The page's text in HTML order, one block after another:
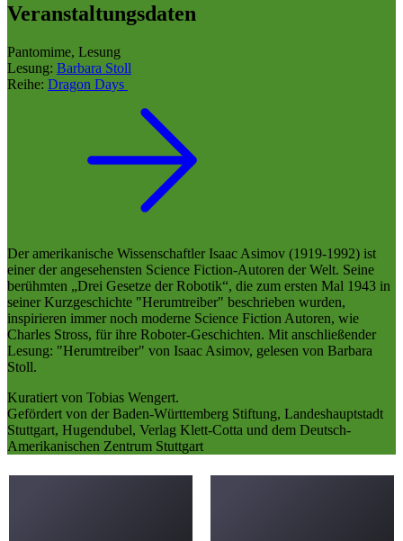
Veranstaltungsdaten
Pantomime, Lesung
Lesung: Barbara Stoll
Reihe: Dragon Days
Der amerikanische Wissenschaftler Isaac Asimov (1919-1992) ist
einer der angesehensten Science Fiction-Autoren der Welt. Seine
berühmten „Drei Gesetze der Robotik“, die zum ersten Mal 1943 in
seiner Kurzgeschichte "Herumtreiber" beschrieben wurden,
inspirieren immer noch moderne Science Fiction Autoren, wie
Charles Stross, für ihre Roboter-Geschichten. Mit anschließender
Lesung: "Herumtreiber" von Isaac Asimov, gelesen von Barbara
Stoll.
Kuratiert von Tobias Wengert.
Gefördert von der Baden-Württemberg Stiftung, Landeshauptstadt
Stuttgart, Hugendubel, Verlag Klett-Cotta und dem Deutsch-
Amerikanischen Zentrum Stuttgart